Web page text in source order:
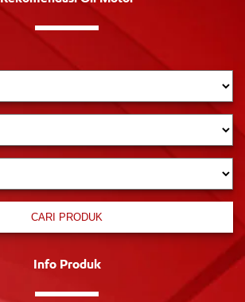
CARI PRODUK
Info Produk